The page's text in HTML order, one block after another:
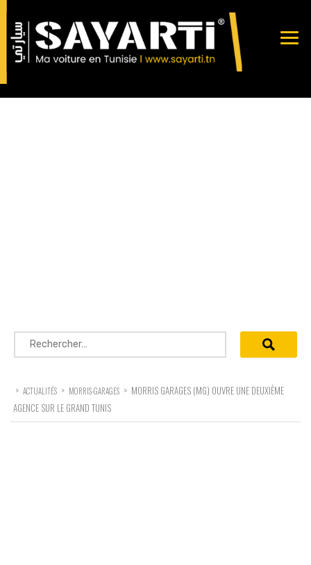
Rechercher :
> ACTUALITÉS > MORRIS-GARAGES > MORRIS GARAGES (MG) OUVRE UNE DEUXIÈME
AGENCE SUR LE GRAND TUNIS